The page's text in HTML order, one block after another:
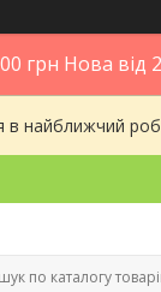
грн Нова від
найближчий